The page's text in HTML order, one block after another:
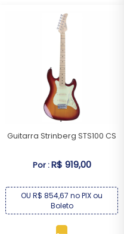
Guitarra Strinberg STS100 CS
Por :R$ 919,00
OU R$ 854,67 no PIX ou
Boleto